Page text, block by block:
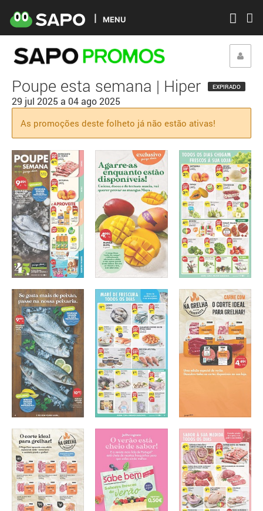
MENU
Poupe esta semana | Hiper EXPIRADO
29 jul 2025 a 04 ago 2025
As promoções deste folheto já não estão ativas!